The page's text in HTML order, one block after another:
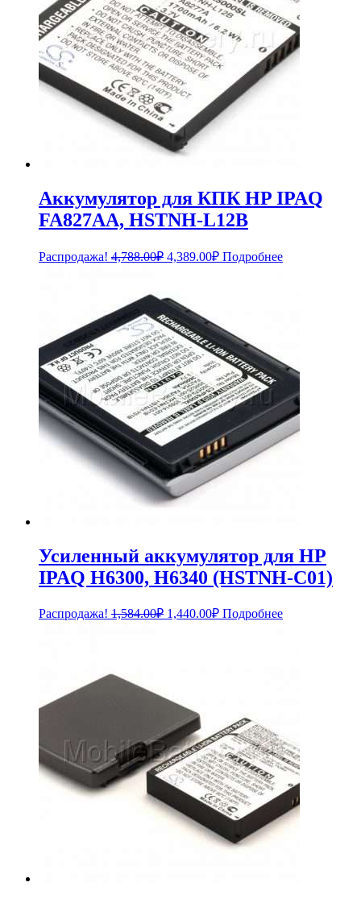
Аккумулятор для КПК HP IPAQ
FA827AA, HSTNH-L12B
Распродажа! 4,788.00₽ Первоначальная
4,788.00₽.
4,389.00₽Текущая
цена:
Подробнее
Усиленный аккумулятор для HP
IPAQ H6300, H6340 (HSTNH-C01)
Распродажа! 1,584.00₽ Первоначальная
1,440.00₽Текущая
Подробнее